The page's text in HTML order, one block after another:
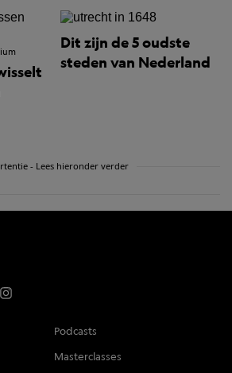
Dit zijn de 5 oudste
steden van Nederland
- Lees hieronder verder
Podcasts
Masterclasses